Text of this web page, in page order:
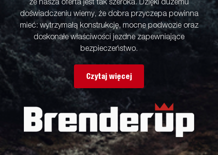
że nasza oferta jest tak szeroka. Dzięki dużemu
doświadczeniu wiemy, że dobra przyczepa powinna
mieć: wytrzymałą konstrukcję, mocne podwozie oraz
doskonałe właściwości jezdne zapewniające
bezpieczeństwo.
Czytaj więcej